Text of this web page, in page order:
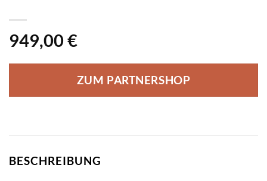
949,00 €
ZUM PARTNERSHOP
BESCHREIBUNG